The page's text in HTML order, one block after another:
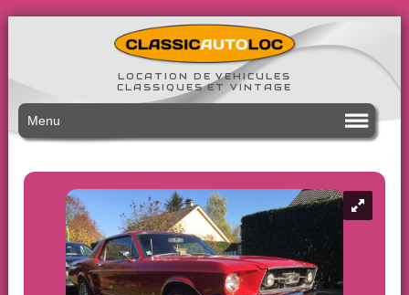
LOCATION DE VEHICULES
CLASSIQUES ET VINTAGE
Menu